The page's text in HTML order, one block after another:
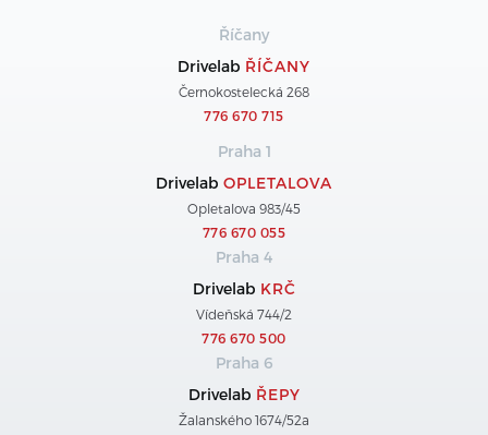
Říčany
Drivelab ŘÍČANY
Černokostelecká 268
776 670 715
Praha 1
Drivelab OPLETALOVA
Opletalova 983/45
776 670 055
Praha 4
Drivelab KRČ
Vídeňská 744/2
776 670 500
Praha 6
Drivelab ŘEPY
Žalanského 1674/52a